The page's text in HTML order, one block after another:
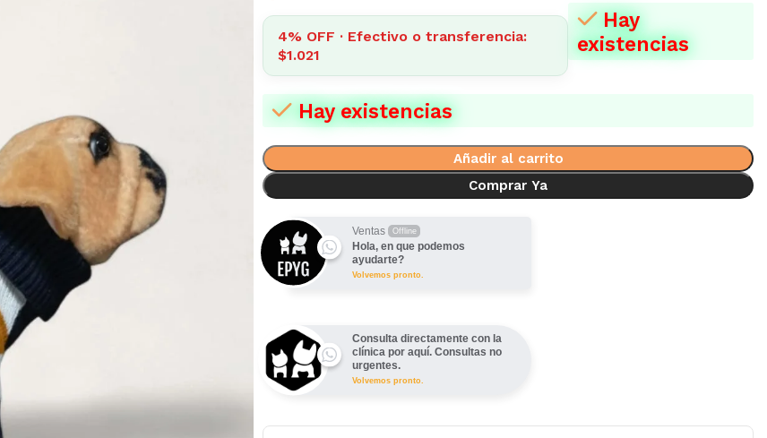
4% OFF · Efectivo o transferencia:
$1.021
Hay
existencias
Hay existencias
Añadir al carrito
Comprar Ya
Ventas Offline
Hola, en que podemos
ayudarte?
Volvemos pronto.
Consulta directamente con la
clínica por aquí. Consultas no
urgentes.
Volvemos pronto.